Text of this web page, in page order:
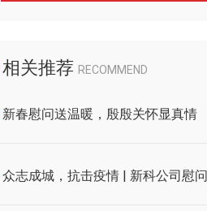
相关推荐 RECOMMEND
新春慰问送温暖，殷殷关怀显真情
众志成城，抗击疫情 | 新科公司慰问至德社区核酸采集工作人员